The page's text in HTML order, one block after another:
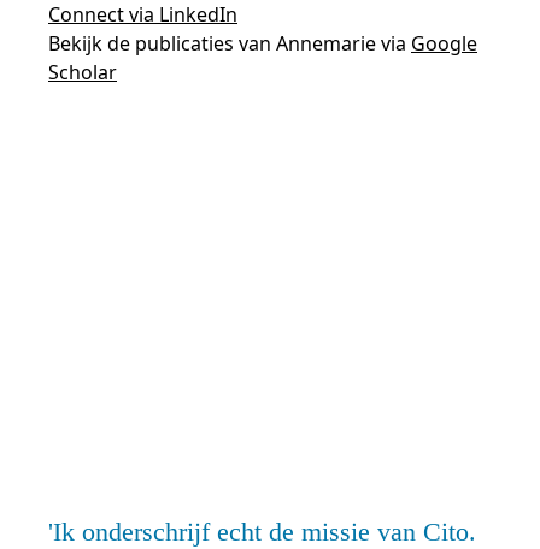
Connect via LinkedIn
Bekijk de publicaties van Annemarie via Google
Scholar
Ik onderschrijf echt de missie van Cito.